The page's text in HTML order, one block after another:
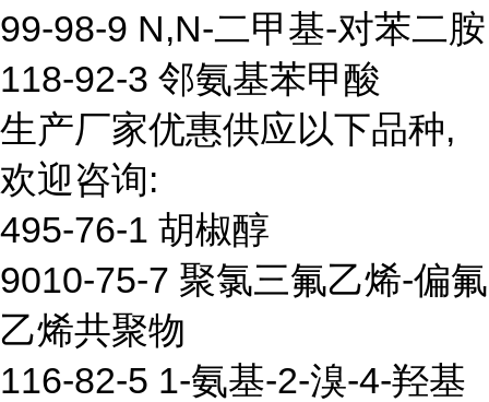
99-98-9 N,N-二甲基-对苯二胺
118-92-3 邻氨基苯甲酸
生产厂家优惠供应以下品种,
欢迎咨询:
495-76-1 胡椒醇
9010-75-7 聚氯三氟乙烯-偏氟
乙烯共聚物
116-82-5 1-氨基-2-溴-4-羟基